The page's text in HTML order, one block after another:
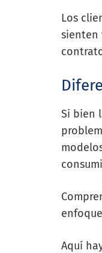
Los
sienten
Si bien
Aquí